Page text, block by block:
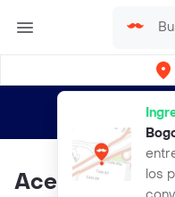
los
envíos
Aceite De